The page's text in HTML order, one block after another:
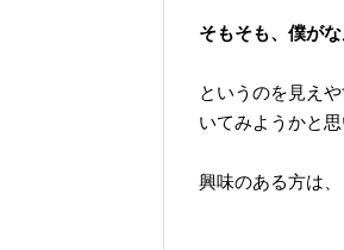
そもそも、僕が
というのを見え
いてみようかと思
興味のある方は